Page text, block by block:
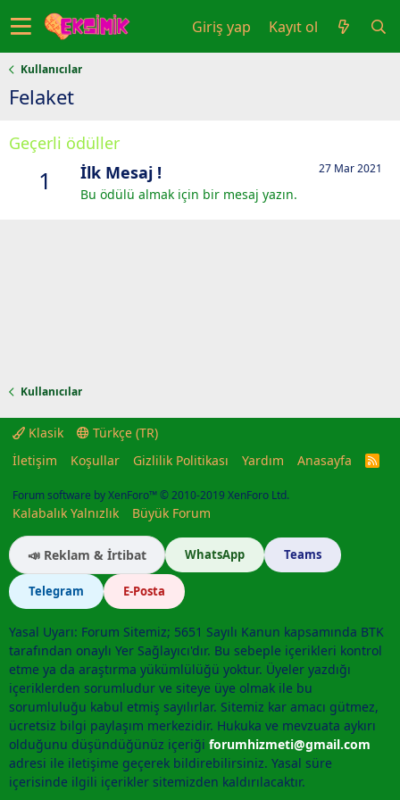
Giriş yap Kayıt ol
Kullanıcılar
Felaket
Geçerli ödüller
1 27 Mar 2021
İlk Mesaj !
Bu ödülü almak için bir mesaj yazın.
Kullanıcılar
Klasik
Türkçe (TR)
İletişim
Koşullar Gizlilik Politikası Yardım Anasayfa
R
Forum software by XenForo™© 2010-2019 XenForo Ltd.
Kalabalık Yalnızlık Büyük Forum
📣 Reklam & İrtibat WhatsApp Teams
Telegram E-Posta
Yasal Uyarı: Forum Sitemiz; 5651 Sayılı Kanun kapsamında BTK
tarafından onaylı Yer Sağlayıcı'dır. Bu sebeple içerikleri kontrol
etme ya da araştırma yükümlülüğü yoktur. Üyeler yazdığı
içeriklerden sorumludur ve siteye üye olmak ile bu
sorumluluğu kabul etmiş sayılırlar. Sitemiz kar amacı gütmez,
ücretsiz bilgi paylaşım merkezidir. Hukuka ve mevzuata aykırı
olduğunu düşündüğünüz içeriği forumhizmeti@gmail.com
adresi ile iletişime geçerek bildirebilirsiniz. Yasal süre
içerisinde ilgili içerikler sitemizden kaldırılacaktır.